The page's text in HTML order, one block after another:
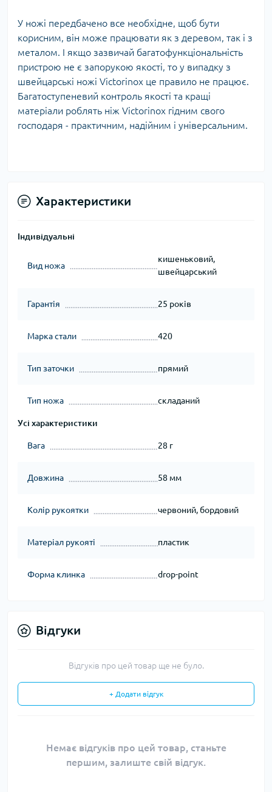
У ножі передбачено все необхідне, щоб бути
корисним, він може працювати як з деревом, так і з
металом. І якщо зазвичай багатофункціональність
пристрою не є запорукою якості, то у випадку з
швейцарські ножі Victorinox це правило не працює.
Багатоступеневий контроль якості та кращі
матеріали роблять ніж Victorinox гідним свого
господаря - практичним, надійним і універсальним.
Характеристики
Індивідуальні
Вид ножа
кишеньковий,
швейцарський
Гарантія 25 років
Марка стали 420
Тип заточки прямий
Тип ножа складаний
Усі характеристики
Вага 28 г
Довжина 58 мм
Колір рукоятки червоний, бордовий
Матеріал рукояті пластик
Форма клинка drop-point
Відгуки
Відгуків про цей товар ще не було.
+ Додати відгук
Немає відгуків про цей товар, станьте
першим, залиште свій відгук.